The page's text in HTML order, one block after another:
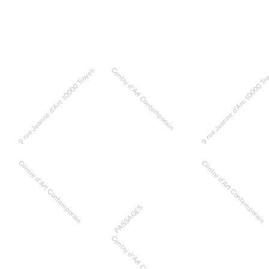
9 rue Jeanne d’Arc 10000 Troyes
Centre d’Art Contemporain
Centre d’Art Contemporain
PASSAGES
9 rue Jeanne d’Arc
Centre d’Art Contemporain